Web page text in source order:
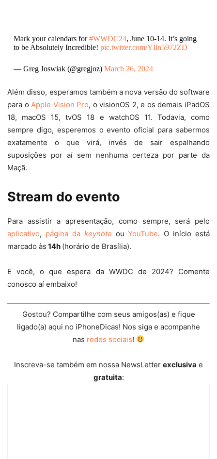
Mark your calendars for#WWDC24, June 10-14. It’s going
to be Absolutely Incredible! pic.twitter.com/YIln5972ZD
— Greg Joswiak (@gregjoz) March 26, 2024
Além disso, esperamos também a nova versão do software
para oApple Vision Pro, o visionOS 2, e os demais iPadOS
18, macOS 15, tvOS 18 e watchOS 11. Todavia, como
sempre digo, esperemos o evento oficial para sabermos
exatamente o que virá, invés de sair espalhando
suposições por aí sem nenhuma certeza por parte da
Maçã.
Stream do evento
Para assistir a apresentação, como sempre, será pelo
aplicativo, página da keynote ouYouTube. O início está
marcado às 14h (horário de Brasília).
E você, o que espera da WWDC de 2024? Comente
conosco aí embaixo!
Gostou? Compartilhe com seus amigos(as) e fique
ligado(a) aqui no iPhoneDicas! Nos siga e acompanhe
nas redes sociais!
Inscreva-se também em nossa NewsLetter exclusiva e
gratuita: